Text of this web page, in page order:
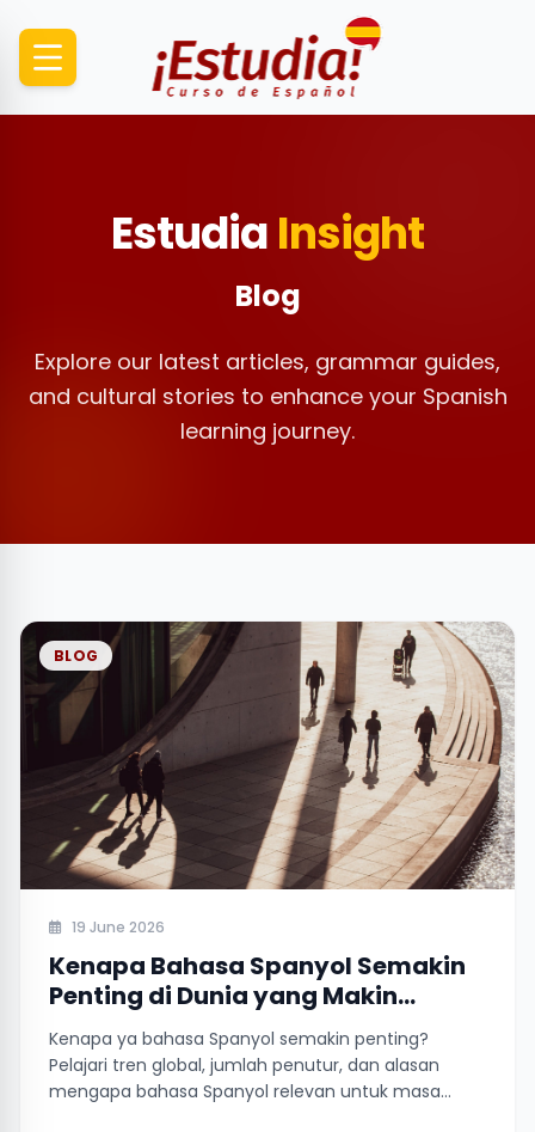
EstudiaInsight
Blog
Explore our latest articles, grammar guides,
and cultural stories to enhance your Spanish
learning journey.
BLOG
19 June 2026
Kenapa Bahasa Spanyol Semakin
Penting di Dunia yang Makin
Terhubung?
Kenapa ya bahasa Spanyol semakin penting?
Pelajari tren global, jumlah penutur, dan alasan
mengapa bahasa Spanyol relevan untuk masa